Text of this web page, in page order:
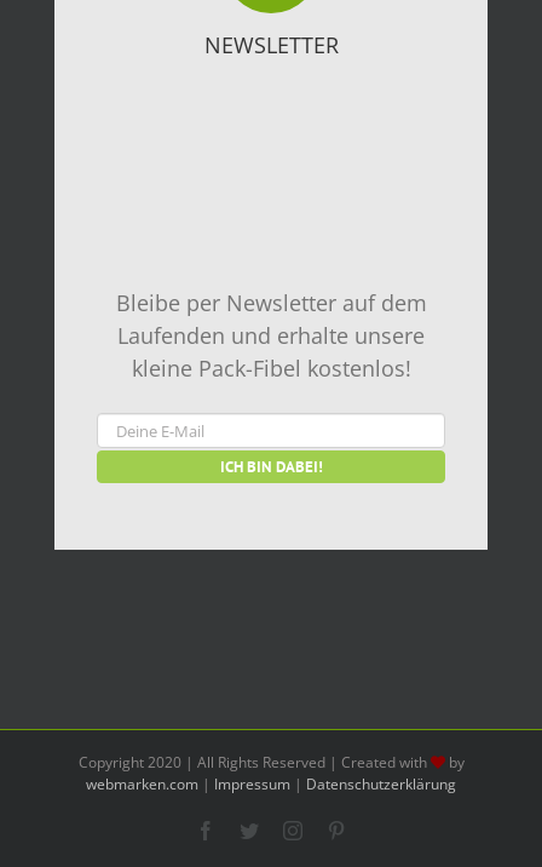
NEWSLETTER
Bleibe per Newsletter auf dem
Laufenden und erhalte unsere
kleine Pack-Fibel kostenlos!
Copyright 2020 | All Rights Reserved | Created with
by
webmarken.com | Impressum | Datenschutzerklärung
Facebook
TwitterInstagram